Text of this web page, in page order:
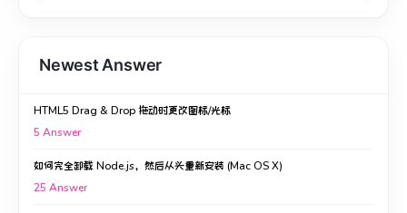
Newest Answer
HTML5 Drag & Drop 拖动时更改图标/光标
5 Answer
如何完全卸载 Node.js，然后从头重新安装 (Mac OS X)
25 Answer